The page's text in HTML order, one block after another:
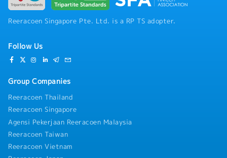
Reeracoen Singapore Pte. Ltd. is a RP TS adopter.
Follow Us
Group Companies
Reeracoen Thailand
Reeracoen Singapore
Agensi Pekerjaan Reeracoen Malaysia
Reeracoen Taiwan
Reeracoen Vietnam